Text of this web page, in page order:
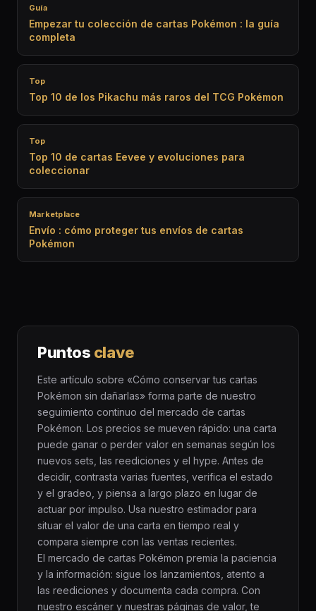
Guía
Empezar tu colección de cartas Pokémon : la guía
completa
Top
Top 10 de los Pikachu más raros del TCG Pokémon
Top
Top 10 de cartas Eevee y evoluciones para
coleccionar
Marketplace
Envío : cómo proteger tus envíos de cartas
Pokémon
Puntos clave
Este artículo sobre «Cómo conservar tus cartas
Pokémon sin dañarlas» forma parte de nuestro
seguimiento continuo del mercado de cartas
Pokémon. Los precios se mueven rápido: una carta
puede ganar o perder valor en semanas según los
nuevos sets, las reediciones y el hype. Antes de
decidir, contrasta varias fuentes, verifica el estado
y el gradeo, y piensa a largo plazo en lugar de
actuar por impulso. Usa nuestro estimador para
situar el valor de una carta en tiempo real y
compara siempre con las ventas recientes.
El mercado de cartas Pokémon premia la paciencia
y la información: sigue los lanzamientos, atento a
las reediciones y documenta cada compra. Con
nuestro escáner y nuestras páginas de valor, te